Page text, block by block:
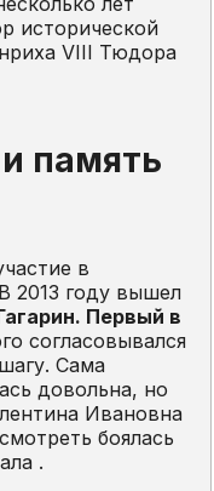
исторической
VIII Тюдора
память
в
2013 году вышел
Первый в
согласовывался
Сама
довольна, но
Ивановна
боялась
.